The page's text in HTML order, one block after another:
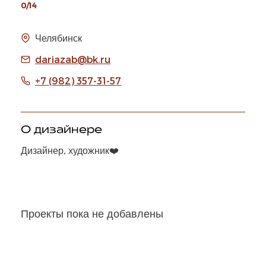
0/14
Челябинск
dariazab@bk.ru
+7 (982) 357-31-57
О дизайнере
Дизайнер, художник❤️
Проекты пока не добавлены